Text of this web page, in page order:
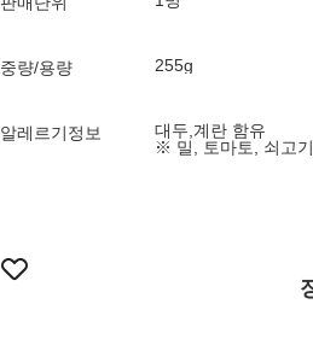
중량/용량 255g
알레르기정보
대두,계란 함유
※ 밀, 토마토, 쇠고